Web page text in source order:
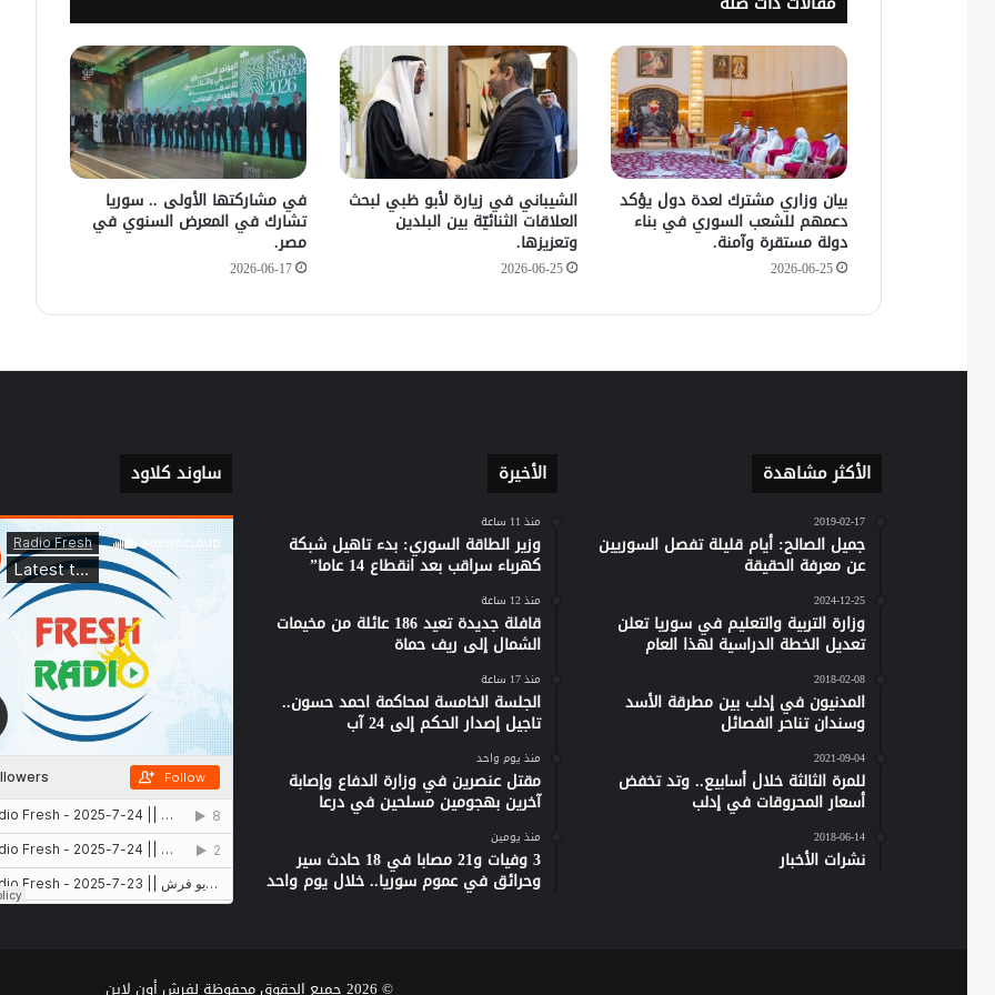
سليمان عبد الباقي مدير أمن السويداء
يكشف سبب انفجار مركبة على طريق
دمشق
في زيارته الأولى .. الرئيس الفرنسي
يصل إلى سوريا.
بيان وزاري مشترك لعدة دول يؤكد
دعمهم للشعب السوري في بناء
دولة مستقرة وآمنة.
2026-06-25
الشيباني في زيارة لأبو ظبي لبحث
العلاقات الثنائيّة بين البلدين
وتعزيزها.
2026-06-25
في مشاركتها الأولى .. سوريا
تشارك في المعرض السنوي في
مصر.
2026-06-17
الأكثر مشاهدة
2019-02-17
جميل الصالح: أيام قليلة تفصل السوريين
عن معرفة الحقيقة
2024-12-25
وزارة التربية والتعليم في سوريا تعلن
تعديل الخطة الدراسية لهذا العام
2018-02-08
المدنيون في إدلب بين مطرقة الأسد
وسندان تناحر الفصائل
2021-09-04
للمرة الثالثة خلال أسابيع.. وتد تخفض
أسعار المحروقات في إدلب
2018-06-14
نشرات الأخبار
الأخيرة
منذ 11 ساعة
وزير الطاقة السوري: بدء تاهيل شبكة
كهرباء سراقب بعد انقطاع 14 عاما”
منذ 12 ساعة
قافلة جديدة تعيد 186 عائلة من مخيمات
الشمال إلى ريف حماة
منذ 17 ساعة
الجلسة الخامسة لمحاكمة احمد حسون..
تاجيل إصدار الحكم إلى 24 آب
منذ يوم واحد
مقتل عنصرين في وزارة الدفاع وإصابة
آخرين بهجومين مسلحين في درعا
منذ يومين
3 وفيات و21 مصابا في 18 حادث سير
وحرائق في عموم سوريا.. خلال يوم واحد
ساوند كلاود
© 2026 جميع الحقوق محفوظة لفرش أون لاين